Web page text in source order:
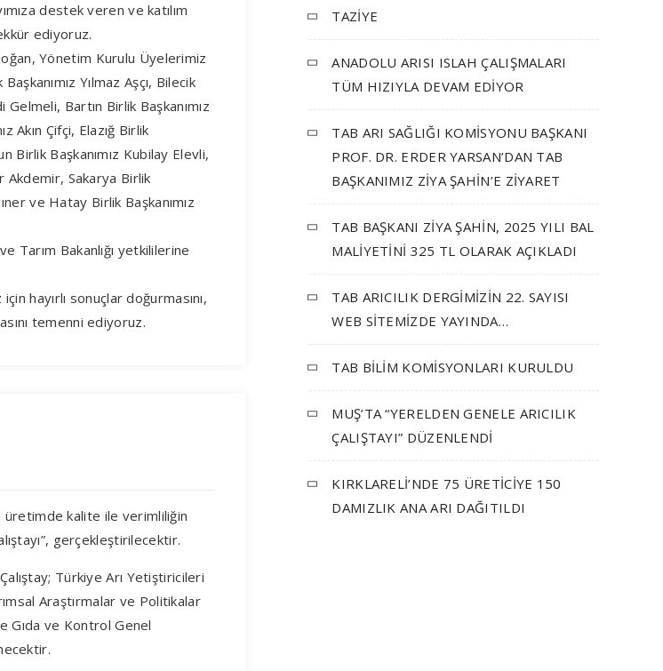
destek veren ve katılım
ediyoruz.
Doğan, Yönetim Kurulu Üyelerimiz
Yılmaz Aşçı, Bilecik
Bartın Birlik Başkanımız
Akın Çifçi, Elazığ Birlik
Birlik Başkanımız Kubilay Elevli,
Akdemir, Sakarya Birlik
ve Hatay Birlik Başkanımız
Tarım Bakanlığı yetkililerine
hayırlı sonuçlar doğurmasını,
temenni ediyoruz.
üretimde kalite ile verimliliğin
gerçekleştirilecektir.
Türkiye Arı Yetiştiricileri
Araştırmalar ve Politikalar
Gıda ve Kontrol Genel
TAZİYE
ANADOLU ARISI ISLAH ÇALIŞMALARI
TÜM HIZIYLA DEVAM EDİYOR
TAB ARI SAĞLIĞI KOMİSYONU BAŞKANI
PROF. DR. ERDER YARSAN’DAN TAB
BAŞKANIMIZ ZİYA ŞAHİN’E ZİYARET
TAB BAŞKANI ZİYA ŞAHİN, 2025 YILI BAL
MALİYETİNİ 325 TL OLARAK AÇIKLADI
TAB ARICILIK DERGİMİZİN 22. SAYISI
WEB SİTEMİZDE YAYINDA…
TAB BİLİM KOMİSYONLARI KURULDU
MUŞ’TA “YERELDEN GENELE ARICILIK
ÇALIŞTAYI” DÜZENLENDİ
KIRKLARELİ’NDE 75 ÜRETİCİYE 150
DAMIZLIK ANA ARI DAĞITILDI